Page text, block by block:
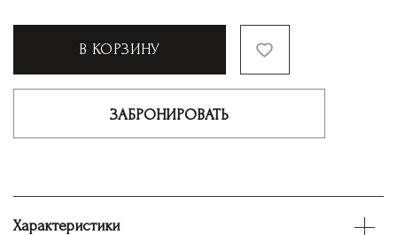
В КОРЗИНУ
ЗАБРОНИРОВАТЬ
Характеристики